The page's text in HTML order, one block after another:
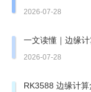
2026-07-28
一文读懂｜边缘
配）
2026-07-28
RK3588 边缘计算